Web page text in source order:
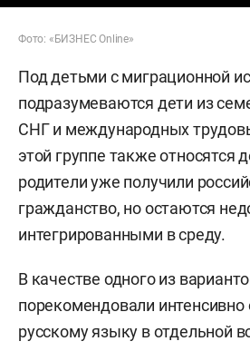
Фото: «БИЗНЕС Online»
Под детьми с миграционной
подразумеваются дети из
СНГ и международных
этой группе также относятся
родители уже получили
гражданство, но остаются
интегрированными в среду.
В качестве одного из
порекомендовали интенсивно
русскому языку в отдельной